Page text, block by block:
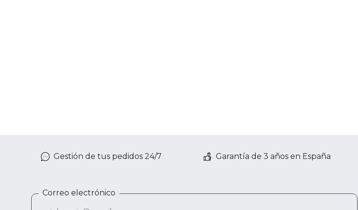
Gestión de tus pedidos 24/7 Garantía de 3 años en España
Correo electrónico